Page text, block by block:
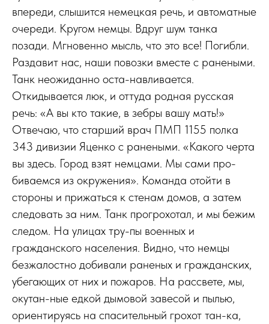
впереди, слышится немецкая речь, и автоматные
очереди. Кругом немцы. Вдруг шум танка
позади. Мгновенно мысль, что это все! Погибли.
Раздавит нас, наши повозки вместе с ранеными.
Танк неожиданно оста-навливается.
Откидывается люк, и оттуда родная русская
речь: «А вы кто такие, в зебры вашу мать!»
Отвечаю, что старший врач ПМП 1155 полка
343 дивизии Яценко с ранеными. «Какого черта
вы здесь. Город взят немцами. Мы сами про-
биваемся из окружения». Команда отойти в
стороны и прижаться к стенам домов, а затем
следовать за ним. Танк прогрохотал, и мы бежим
следом. На улицах тру-пы военных и
гражданского населения. Видно, что немцы
безжалостно добивали раненых и гражданских,
убегающих от них и пожаров. На рассвете, мы,
окутан-ные едкой дымовой завесой и пылью,
ориентируясь на спасительный грохот тан-ка,